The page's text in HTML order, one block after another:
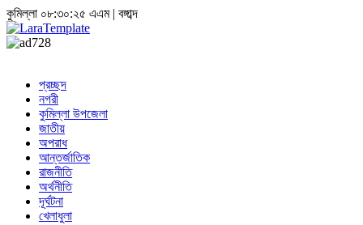
কুমিল্লা ০৮:৩০:২৫ এএম| বঙ্গাব্দ
প্রচ্ছদ
নগরী
কুমিল্লা উপজেলা
জাতীয়
অপরাধ
আন্তর্জাতিক
রাজনীতি
অর্থনীতি
দূর্ঘটনা
খেলাধুলা